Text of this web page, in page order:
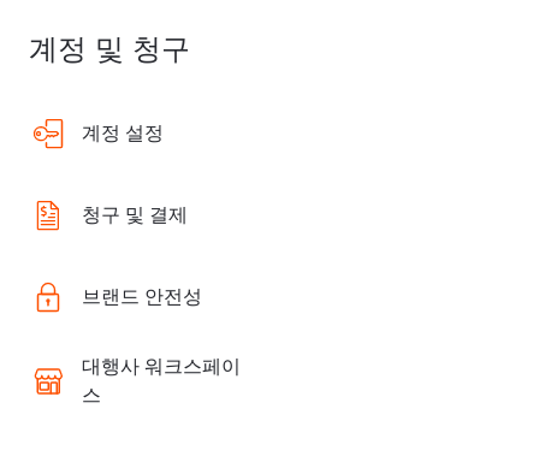
계정 및 청구
계정 설정
청구 및 결제
브랜드 안전성
대행사 워크스페이
스